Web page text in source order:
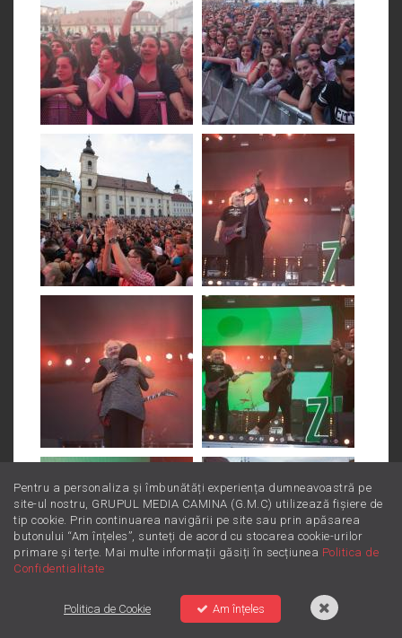
Pentru a personaliza și îmbunătăți experiența dumneavoastră pe
site-ul nostru, GRUPUL MEDIA CAMINA (G.M.C) utilizează fișiere de
tip cookie. Prin continuarea navigării pe site sau prin apăsarea
butonului “Am înțeles”, sunteți de acord cu stocarea cookie-urilor
primare și terțe. Mai multe informații găsiți în secțiunea Politica de
Confidentialitate
Politica de Cookie Am înțeles